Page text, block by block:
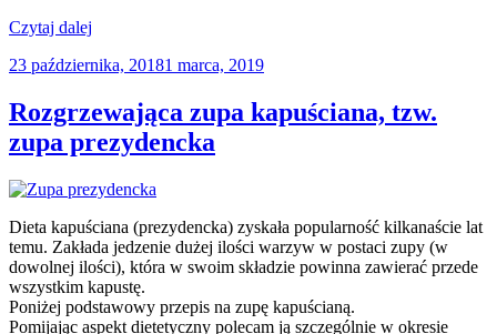
Czytaj dalej
Halloween”
Opublikowane
23 października, 20181 marca, 2019
Rozgrzewająca zupa kapuściana, tzw.
zupa prezydencka
Dieta kapuściana (prezydencka) zyskała popularność kilkanaście lat
temu. Zakłada jedzenie dużej ilości warzyw w postaci zupy (w
dowolnej ilości), która w swoim składzie powinna zawierać przede
wszystkim kapustę.
Poniżej podstawowy przepis na zupę kapuścianą.
Pomijając aspekt dietetyczny polecam ją szczególnie w okresie